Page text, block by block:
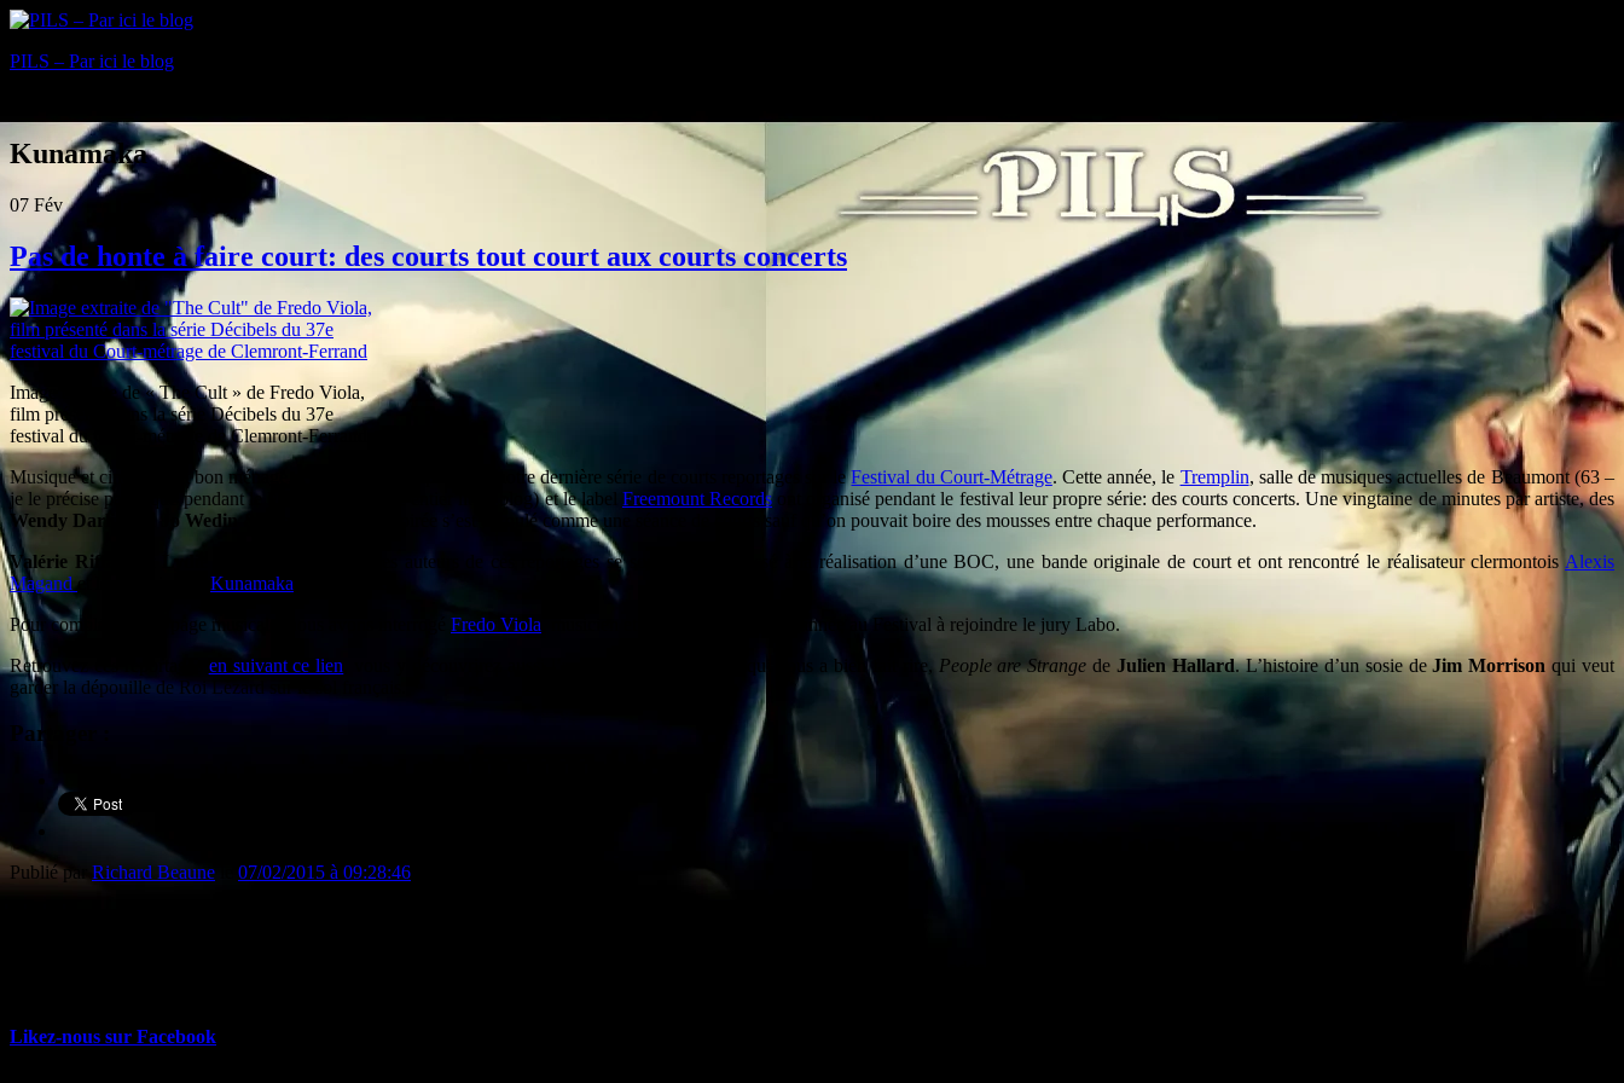
PILS – Par ici le blog
Kunamaka
07 Fév
Pas de honte à faire court: des courts tout court aux courts concerts
Image extraite de « The Cult » de Fredo Viola,
film présenté dans la série Décibels du 37e
festival du Court-métrage de Clemront-Ferrand
Musique et cinéma font bon ménage, c’est la figure imposée de notre dernière série de courts reportages sur leFestival du Court-Métrage. Cette année, le Tremplin, salle de musiques actuelles de Beaumont (63 –
je le précise parce que pendant le Festival, le monde entier lit ce blog) et le label Freemount Recordsont organisé pendant le festival leur propre série: des courts concerts. Une vingtaine de minutes par artiste, des
Wendy Darlings
à Jo Wedin & Jean Felzine
, la soirée s’est déroulé comme une séance de courts sauf qu’on pouvait boire des mousses entre chaque performance.
Valérie Riffard
Lydie Ribes , nos journalistres auteurs de ces reportages se sont aussi intéressé à la réalisation d’une BOC, une bande originale de court et ont rencontré le réalisateur clermontois Alexis
Magandet le musicien ex- Kunamaka
Pour compléter cette page musicale, nous avons interrogé Fredo Viola , musicien et vidéaste, invité cette année au Festival à rejoindre le jury Labo.
Retrouvez ces reportages en suivant ce lien , vous y découvrirez aussi l’un des films du festival qui nous a bien fait rire, People are Strange deJulien Hallard. L’histoire d’un sosie deJim Morrison qui veut
garder la dépouille de Roi Lézard sur le sol français.
Partager :
Publié par Richard Beaune 07/02/2015 à 09:28:46
Likez-nous sur Facebook